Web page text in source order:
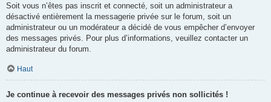
Soit vous n’êtes pas inscrit et connecté, soit un administrateur a
désactivé entièrement la messagerie privée sur le forum, soit un
administrateur ou un modérateur a décidé de vous empêcher d’envoyer
des messages privés. Pour plus d’informations, veuillez contacter un
administrateur du forum.
Haut
Je continue à recevoir des messages privés non sollicités !